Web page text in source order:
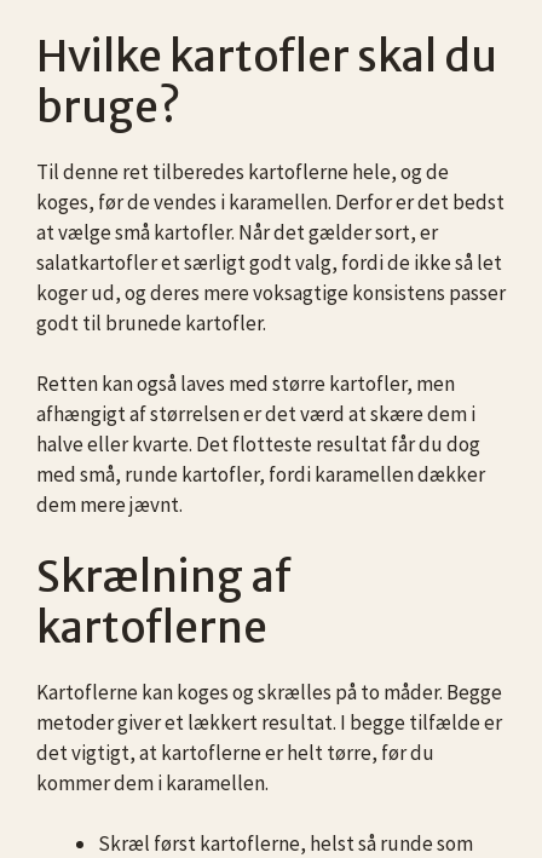
Hvilke kartofler skal du
bruge?
Til denne ret tilberedes kartoflerne hele, og de
koges, før de vendes i karamellen. Derfor er det bedst
at vælge små kartofler. Når det gælder sort, er
salatkartofler et særligt godt valg, fordi de ikke så let
koger ud, og deres mere voksagtige konsistens passer
godt til brunede kartofler.
Retten kan også laves med større kartofler, men
afhængigt af størrelsen er det værd at skære dem i
halve eller kvarte. Det flotteste resultat får du dog
med små, runde kartofler, fordi karamellen dækker
dem mere jævnt.
Skrælning af
kartoflerne
Kartoflerne kan koges og skrælles på to måder. Begge
metoder giver et lækkert resultat. I begge tilfælde er
det vigtigt, at kartoflerne er helt tørre, før du
kommer dem i karamellen.
Skræl først kartoflerne, helst så runde som